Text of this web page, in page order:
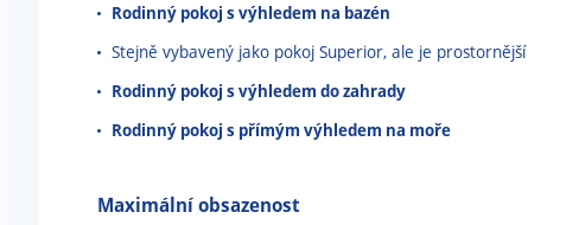
Rodinný pokoj s výhledem na bazén
Stejně vybavený jako pokoj Superior, ale je prostornější
Rodinný pokoj s výhledem do zahrady
Rodinný pokoj s přímým výhledem na moře
Maximální obsazenost